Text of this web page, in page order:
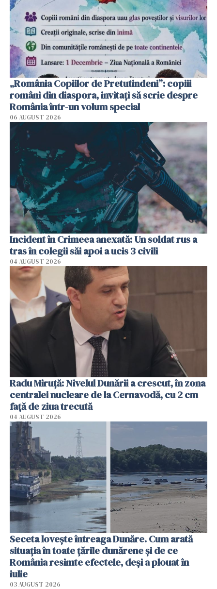
„România Copiilor de Pretutindeni”: copiii
români din diaspora, invitați să scrie despre
România într-un volum special
06 AUGUST 2026
Incident în Crimeea anexată: Un soldat rus a
tras în colegii săi apoi a ucis 3 civili
04 AUGUST 2026
Radu Miruţă: Nivelul Dunării a crescut, în zona
centralei nucleare de la Cernavodă, cu 2 cm
faţă de ziua trecută
04 AUGUST 2026
Seceta lovește întreaga Dunăre. Cum arată
situația în toate țările dunărene și de ce
România resimte efectele, deși a plouat în
iulie
03 AUGUST 2026